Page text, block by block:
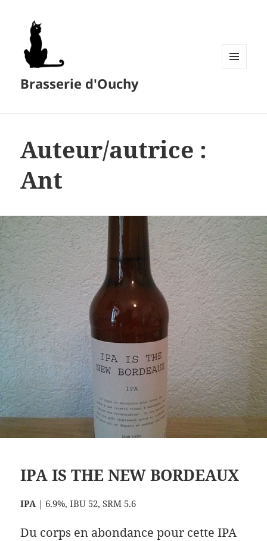
Brasserie d'Ouchy
Auteur/autrice :
Ant
IPA IS THE NEW BORDEAUX
IPA | 6.9%, IBU 52, SRM 5.6
Du corps en abondance pour cette IPA